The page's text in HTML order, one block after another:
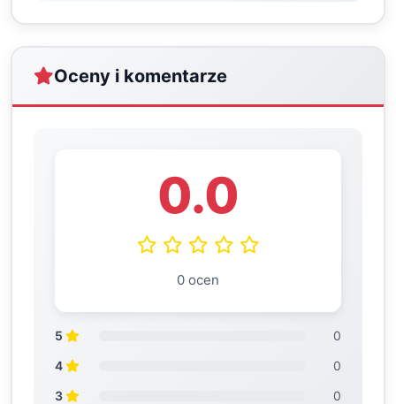
Oceny i komentarze
0.0
0 ocen
5
0
4
0
3
0